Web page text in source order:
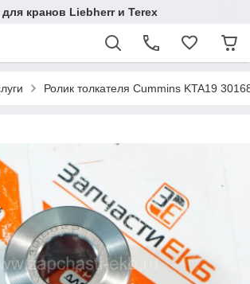
кранов Liebherr и Terex
Ролик толкателя Cummins KTA19